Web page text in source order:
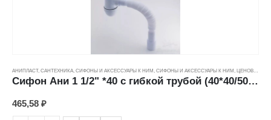
АНИПЛАСТ, САНТЕХНИКА СИФОНЫ И АКСЕССУАРЫ К НИМ СИФОНЫ И АКСЕССУАРЫ К НИМ ЦЕНОВЫЕ ГРУППЫ
Сифон Ани 1 1/2" *40 с гибкой трубой (40*40/50мм) С0115
465,58 ₽